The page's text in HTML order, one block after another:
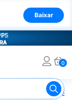
Baixar
0
com Caspa